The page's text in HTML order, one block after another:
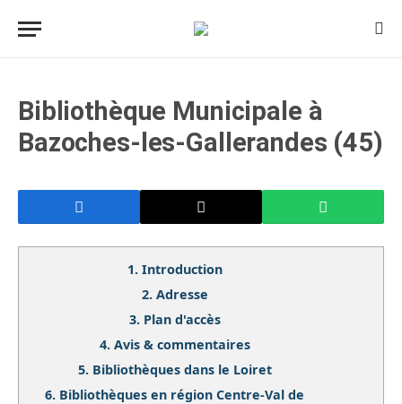
Bibliothèque Municipale à
Bazoches-les-Gallerandes (45)
1. Introduction
2. Adresse
3. Plan d'accès
4. Avis & commentaires
5. Bibliothèques dans le Loiret
6. Bibliothèques en région Centre-Val de